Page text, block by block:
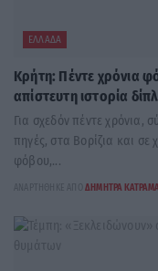
ΕΛΛΆΔΑ
Κρήτη: Πέντε χρόνια
απίστευτη ιστορία
Για σχεδόν πέντε χρόνια,
πηγές, στα Βορίζια και
φόβου,...
ΑΝΑΡΤΉΘΗΚΕ ΑΠΌ ΔΉΜΗΤΡΑ